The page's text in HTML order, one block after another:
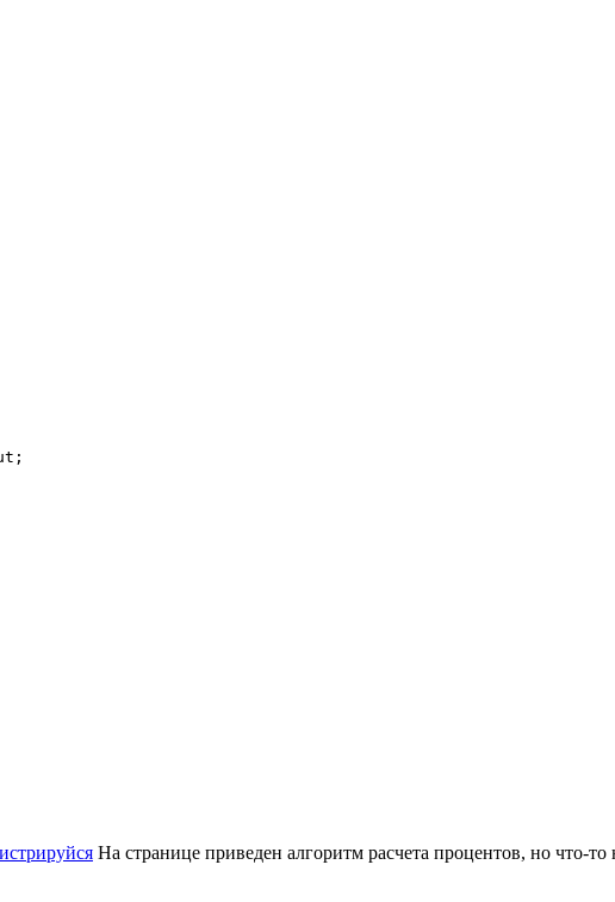
На странице приведен алгоритм расчета процентов, но что-то